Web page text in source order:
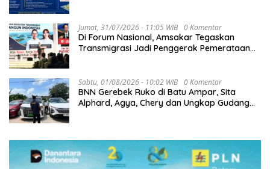
Jumat, 31/07/2026 - 11:05 WIB 0 Komentar
Di Forum Nasional, Amsakar Tegaskan
Transmigrasi Jadi Penggerak Pemerataan
Sabtu, 01/08/2026 - 10:02 WIB 0 Komentar
BNN Gerebek Ruko di Batu Ampar, Sita
Alphard, Agya, Chery dan Ungkap Gudang